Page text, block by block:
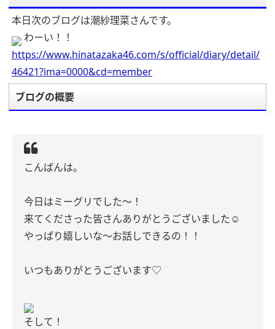
本日次のブログは潮紗理菜さんです。
わーい！！
https://www.hinatazaka46.com/s/official/diary/detail/
46421?ima=0000&cd=member
ブログの概要
こんばんは。
今日はミーグリでした〜！
来てくださった皆さんありがとうございました☺︎
やっぱり嬉しいな〜お話しできるの！！
いつもありがとうございます♡︎
そして！